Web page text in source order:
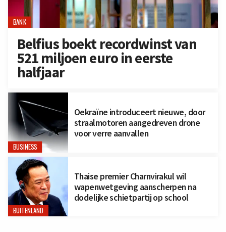
BANK
Belfius boekt recordwinst van
521 miljoen euro in eerste
halfjaar
BUSINESS
Oekraïne introduceert nieuwe, door
straalmotoren aangedreven drone
voor verre aanvallen
BUITENLAND
Thaise premier Charnvirakul wil
wapenwetgeving aanscherpen na
dodelijke schietpartij op school